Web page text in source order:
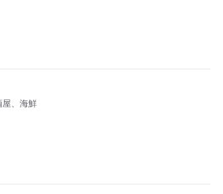
屋、海鮮